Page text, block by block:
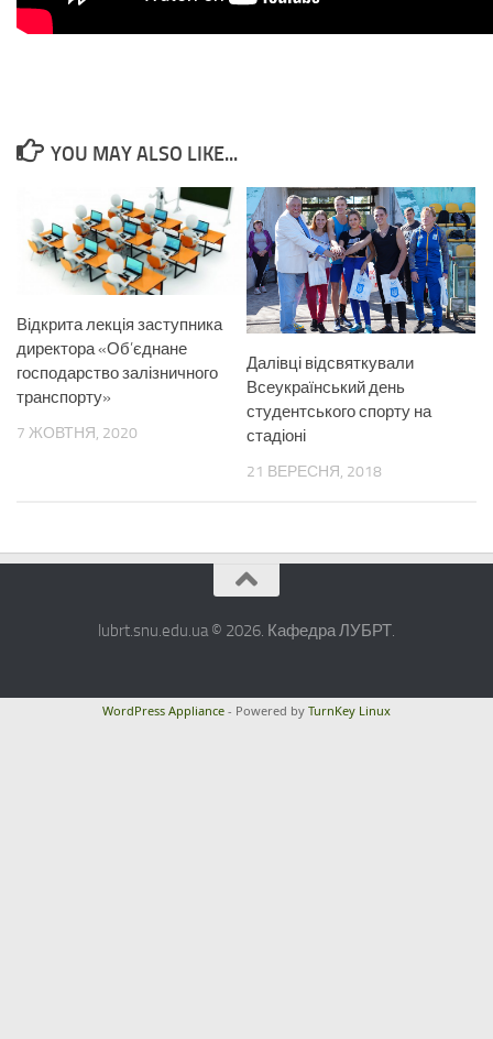
YOU MAY ALSO LIKE...
Відкрита лекція заступника
директора «Об’єднане
господарство залізничного
транспорту»
7 ЖОВТНЯ, 2020
Далівці відсвяткували
Всеукраїнський день
студентського спорту на
стадіоні
21 ВЕРЕСНЯ, 2018
lubrt.snu.edu.ua © 2026. Кафедра ЛУБРТ.
WordPress Appliance - Powered by TurnKey Linux